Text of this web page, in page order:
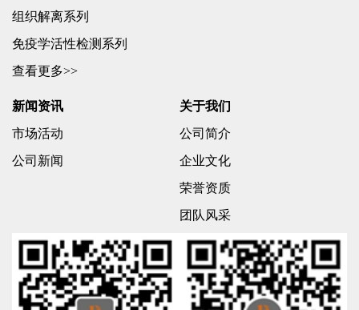
组织解离系列
免疫学活性检测系列
查看更多>>
新闻资讯
市场活动
公司新闻
关于我们
公司简介
企业文化
荣誉资质
团队风采